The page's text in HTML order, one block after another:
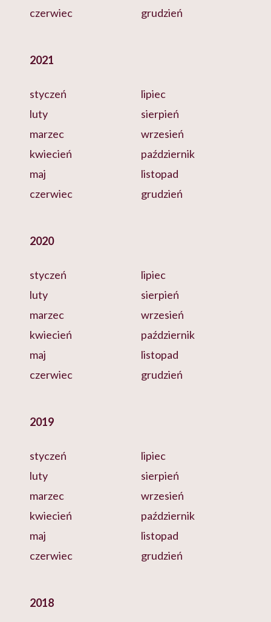
czerwiec
grudzień
2021
styczeń
luty
marzec
kwiecień
maj
czerwiec
lipiec
sierpień
wrzesień
październik
listopad
grudzień
2020
styczeń
luty
marzec
kwiecień
maj
czerwiec
lipiec
sierpień
wrzesień
październik
listopad
grudzień
2019
styczeń
luty
marzec
kwiecień
maj
czerwiec
lipiec
sierpień
wrzesień
październik
listopad
grudzień
2018